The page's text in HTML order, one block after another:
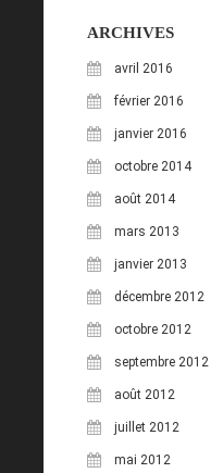
ARCHIVES
avril 2016
février 2016
janvier 2016
octobre 2014
août 2014
mars 2013
janvier 2013
décembre 2012
octobre 2012
septembre 2012
août 2012
juillet 2012
mai 2012